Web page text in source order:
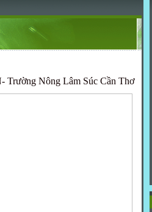
Nông Lâm Súc Cần Thơ